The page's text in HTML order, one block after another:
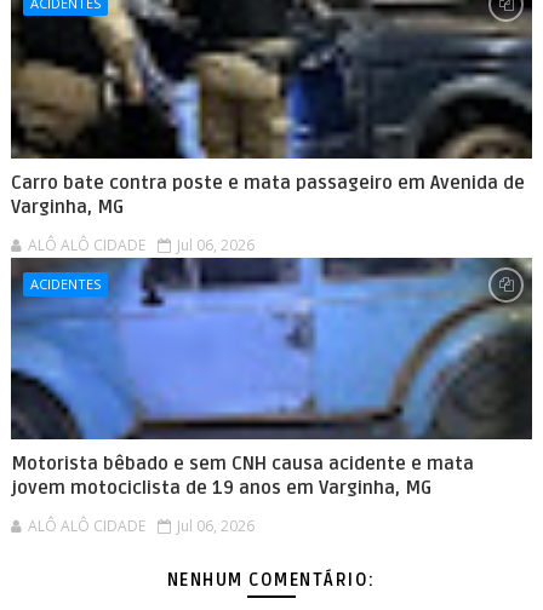
Carro bate contra poste e mata passageiro em Avenida de
Varginha, MG
ALÔ ALÔ CIDADE Jul 06, 2026
ACIDENTES
Motorista bêbado e sem CNH causa acidente e mata
jovem motociclista de 19 anos em Varginha, MG
ALÔ ALÔ CIDADE Jul 06, 2026
NENHUM COMENTÁRIO: